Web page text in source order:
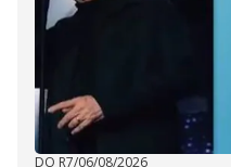
DO R7/06/08/2026